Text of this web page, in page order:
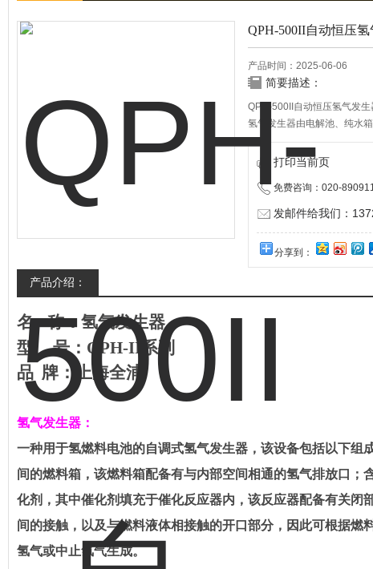
QPH-500II自动恒压
产品时间：2025-06-06
简要描述：
QPH-500II自动恒压氢气发生
氢气发生器由电解池、纯水
节阀、开关电源等部件组成。
打印当前页
免费咨询：020-
发邮件给我们：
分享到：
产品介绍：
名 称：氢气发生器
型
号： QPH-II 系列
品 牌：上海全浦
氢气发生器：
一种用于氢燃料电池的自调式氢气发生器 ， 该设备包括以下组
间的燃料箱，该燃料箱配备有与内部空间相通的氢气排放口；
化剂 ，其中催化剂填充于催化反应器内，该反应器配备有关闭
间的接触，以及与燃料液体相接触的开口部分，因此可根据燃
氢气或中止氢气生成。